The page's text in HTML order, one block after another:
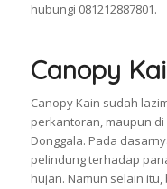
hubungi 081212887801.
Canopy
Canopy Kain sudah
perkantoran, maupun
Donggala. Pada
pelindung terhadap
hujan. Namun selain